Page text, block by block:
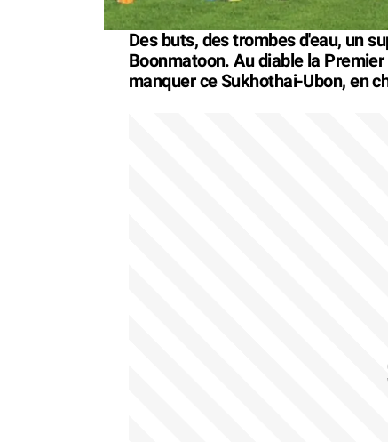
Des buts, des trombes d'eau, un
Boonmatoon. Au diable la
manquer ce Sukhothai-Ubon, en